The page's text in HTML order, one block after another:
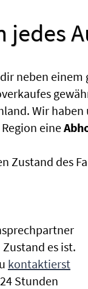
jedes
neben
Wir
eine
Zustand des
es ist.
kontaktierst
Stunden